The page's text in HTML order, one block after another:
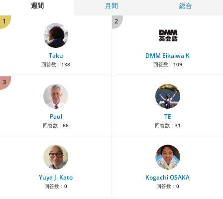
週間 月間
総合
1
Taku
回答数： 138
2
DMM Eikaiwa K
回答数： 109
3
Paul
回答数： 66
TE
回答数： 31
Yuya J. Kato
回答数： 0
Kogachi OSAKA
回答数： 0